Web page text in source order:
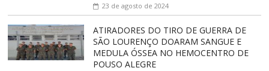
23 de agosto de 2024
ATIRADORES DO TIRO DE GUERRA DE
SÃO LOURENÇO DOARAM SANGUE E
MEDULA ÓSSEA NO HEMOCENTRO DE
POUSO ALEGRE